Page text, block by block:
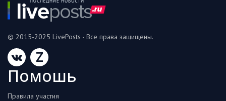
© 2015-2025 LivePosts - Все права защищены.
Z
Помошь
Правила участия